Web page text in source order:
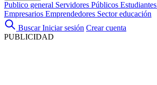
Publico general Servidores Públicos Estudiantes
Empresarios Emprendedores Sector educación
Buscar Iniciar sesión Crear cuenta
PUBLICIDAD